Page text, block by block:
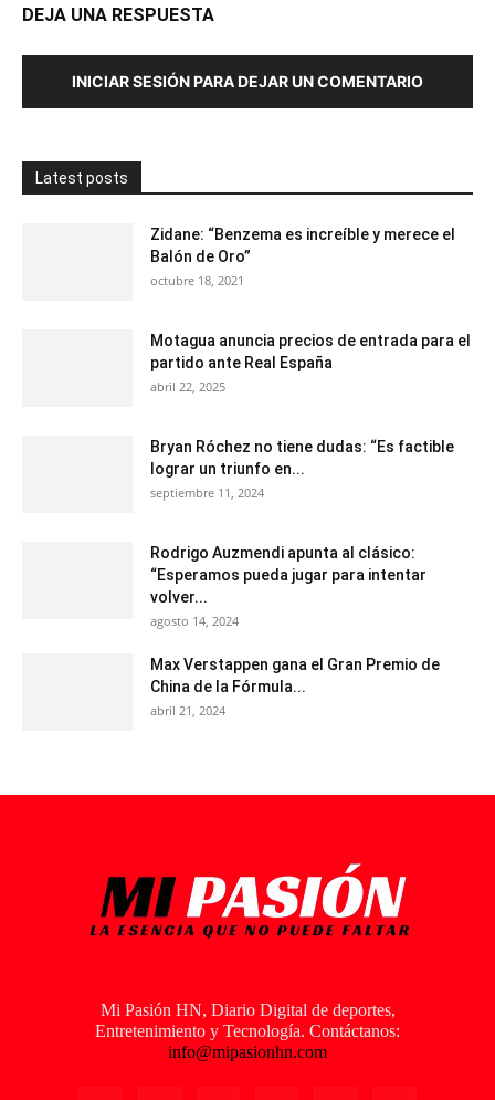
DEJA UNA RESPUESTA
INICIAR SESIÓN PARA DEJAR UN COMENTARIO
Latest posts
Zidane: “Benzema es increíble y merece el
Balón de Oro”
octubre 18, 2021
Motagua anuncia precios de entrada para el
partido ante Real España
abril 22, 2025
Bryan Róchez no tiene dudas: “Es factible
lograr un triunfo en...
septiembre 11, 2024
Rodrigo Auzmendi apunta al clásico:
“Esperamos pueda jugar para intentar
volver...
agosto 14, 2024
Max Verstappen gana el Gran Premio de
China de la Fórmula...
abril 21, 2024
Mi Pasión HN, Diario Digital de deportes,
Entretenimiento y Tecnología. Contáctanos:
info@mipasionhn.com